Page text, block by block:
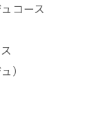
コース
）